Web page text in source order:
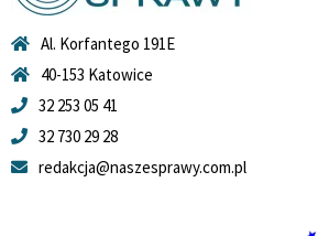
Al. Korfantego 191E
40-153 Katowice
32 253 05 41
32 730 29 28
redakcja@naszesprawy.com.pl